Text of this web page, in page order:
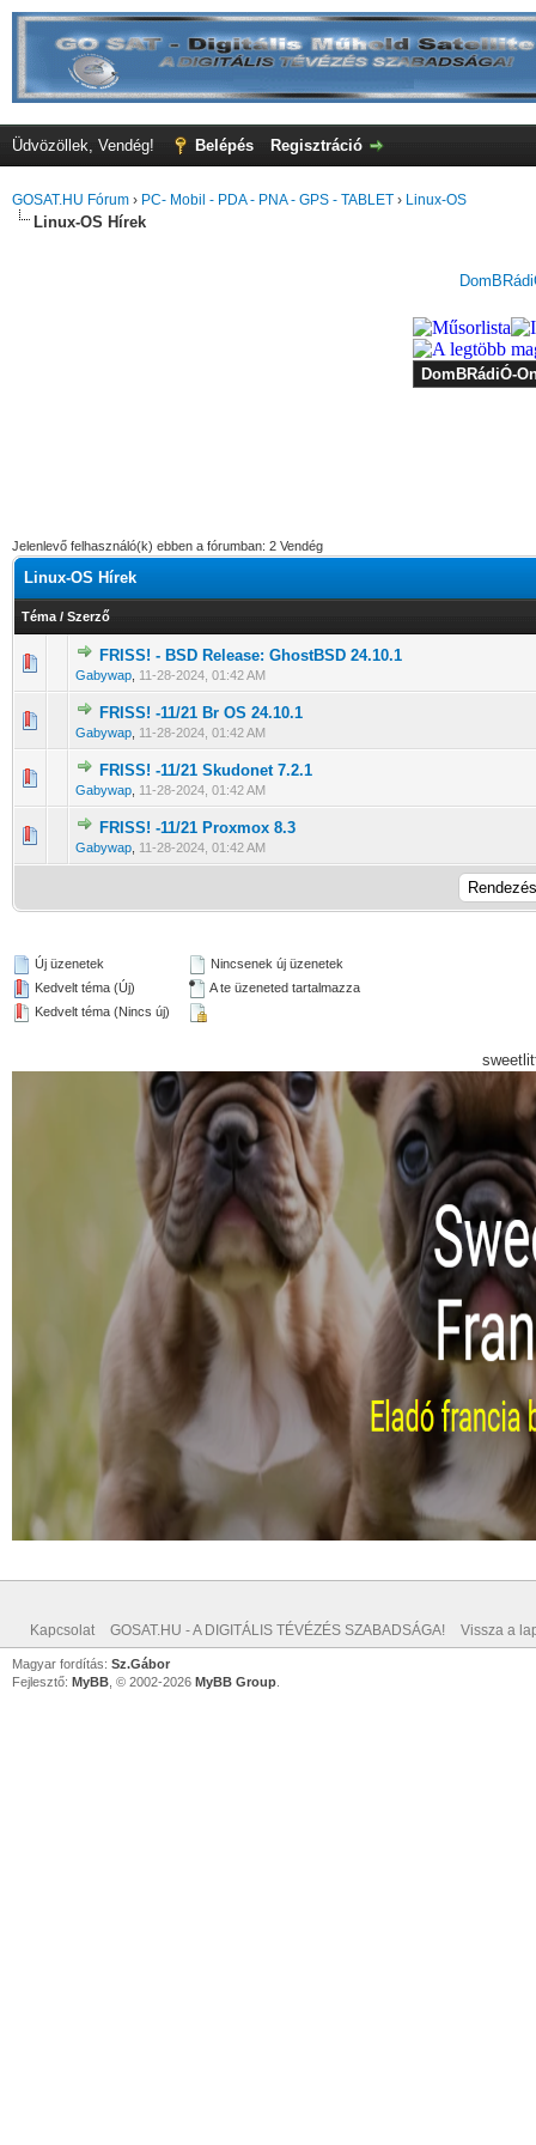
Üdvözöllek, Vendég! Belépés Regisztráció
GOSAT.HU Fórum › PC- Mobil - PDA - PNA - GPS - TABLET › Linux-OS
Linux-OS Hírek
Jelenlevő felhasználó(k) ebben a fórumban: 2 Vendég
Linux-OS Hírek
Téma / Szerző
FRISS! - BSD Release: GhostBSD 24.10.1
Gabywap 11-28-2024, 01:42 AM
0 Szavazat - 0 / 5 átlagban
1 2345
FRISS! -11/21 Br OS 24.10.1
Gabywap 11-28-2024, 01:42 AM
0 Szavazat - 0 / 5 átlagban
12345
FRISS! -11/21 Skudonet 7.2.1
Gabywap 11-28-2024, 01:42 AM
0 Szavazat - 0 / 5 átlagban
12 345
FRISS! -11/21 Proxmox 8.3
Gabywap 11-28-2024, 01:42 AM
0 Szavazat - 0 / 5 átlagban
1234
Új üzenetek
Kedvelt téma (Új)
Kedvelt téma (Nincs új)
Nincsenek új üzenetek
A te üzeneted tartalmazza
Kapcsolat GOSAT.HU - A DIGITÁLIS TÉVÉZÉS SZABADSÁGA! Vissza a
Magyar fordítás: Sz.Gábor
Fejlesztő: MyBB , © 2002-2026 MyBB Group